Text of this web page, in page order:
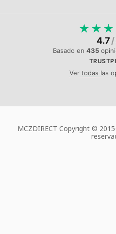
★ ★ ★
4.7/
Basado en 435
Ver todas las
MCZDIRECT Copyright ©